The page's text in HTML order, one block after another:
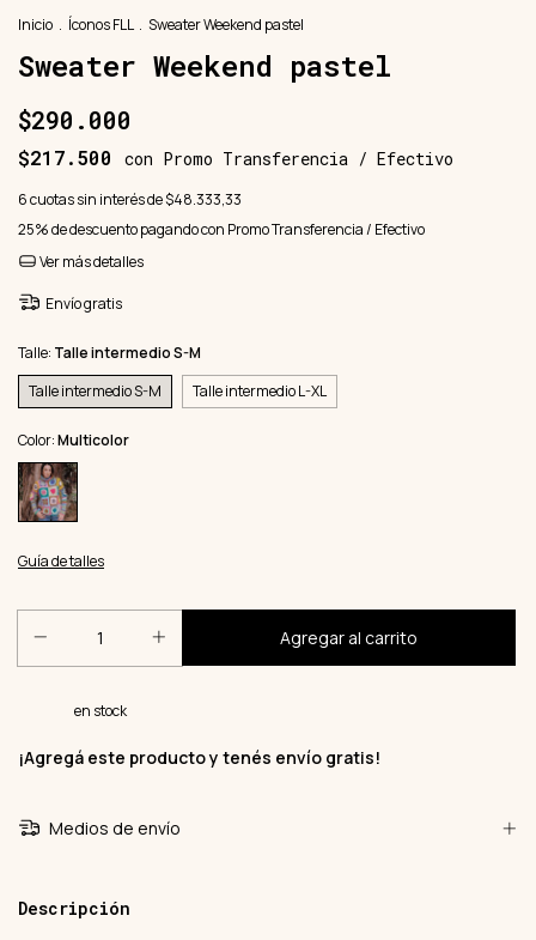
Inicio . Íconos FLL . Sweater Weekend pastel
Sweater Weekend pastel
$290.000
$217.500 con Promo Transferencia / Efectivo
6cuotas sin interés de$48.333,33
25% de descuentopagando con Promo Transferencia / Efectivo
Ver más detalles
Envío gratis
Talle: Talle intermedio S-M
Talle intermedio S-M
Talle intermedio L-XL
Color:Multicolor
Guía de talles
en stock
¡Agregá este producto y tenés envío gratis!
Medios de envío
Descripción